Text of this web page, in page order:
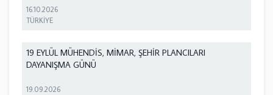
16.10.2026
TÜRKİYE
19 EYLÜL MÜHENDİS, MİMAR, ŞEHİR PLANCILARI
DAYANIŞMA GÜNÜ
19.09.2026